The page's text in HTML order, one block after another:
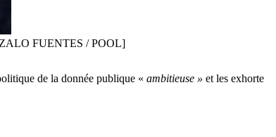
FUENTES / POOL]
de la donnée publique « ambitieuse » et les exhorte